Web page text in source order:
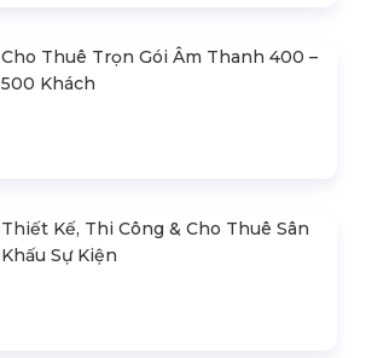
Cho Thuê Trọn Gói Âm Thanh 400 –
500 Khách
Thiết Kế, Thi Công & Cho Thuê Sân
Khấu Sự Kiện